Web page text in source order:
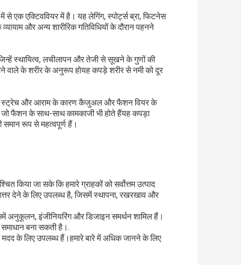
से एक एक्टिववियर में है। यह लेगिंग, स्पोर्ट्स ब्रा, फिटनेस
और अन्य शारीरिक गतिविधियों के दौरान पहनने
स्थायित्व, लचीलापन और तेजी से सूखने के गुणों की
वाले के शरीर के अनुरूप होयह कपड़े शरीर से नमी को दूर
स्ट्रेच और आराम के कारण कैजुअल और फैशन वियर के
फैशन के साथ-साथ कामकाजी भी होते हैंयह कपड़ा
रूप से महत्वपूर्ण हैं।
किया जा सके कि हमारे ग्राहकों को सर्वोत्तम उत्पाद
देने के लिए उपलब्ध है, जिसमें स्थापना, रखरखाव और
अनुकूलन, इंजीनियरिंग और डिजाइन समर्थन शामिल हैं।
बना सकती है।.
के लिए उपलब्ध हैं।हमारे बारे में अधिक जानने के लिए